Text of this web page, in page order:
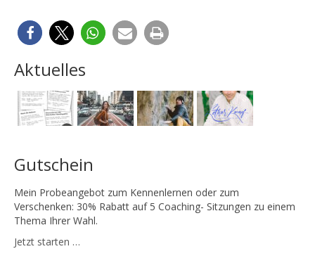
Aktuelles
Gutschein
Mein Probeangebot zum Kennenlernen oder zum
Verschenken: 30% Rabatt auf 5 Coaching- Sitzungen zu einem
Thema Ihrer Wahl.
Jetzt starten …